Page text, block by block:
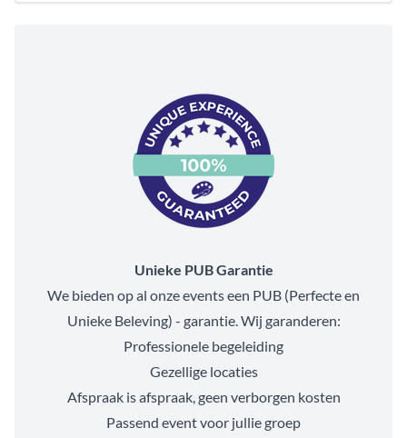
Unieke PUB Garantie
We bieden op al onze events een PUB (Perfecte en
Unieke Beleving) - garantie. Wij garanderen:
Professionele begeleiding
Gezellige locaties
Afspraak is afspraak, geen verborgen kosten
Passend event voor jullie groep